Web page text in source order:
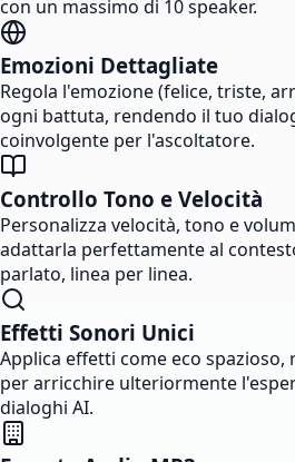
con un massimo di 10 speaker.
Emozioni Dettagliate
Regola l'emozione (felice, triste,
ogni battuta, rendendo il tuo
coinvolgente per l'ascoltatore.
Controllo Tono e Velocità
Personalizza velocità, tono e
adattarla perfettamente al
parlato, linea per linea.
Effetti Sonori Unici
Applica effetti come eco
per arricchire ulteriormente
dialoghi AI.